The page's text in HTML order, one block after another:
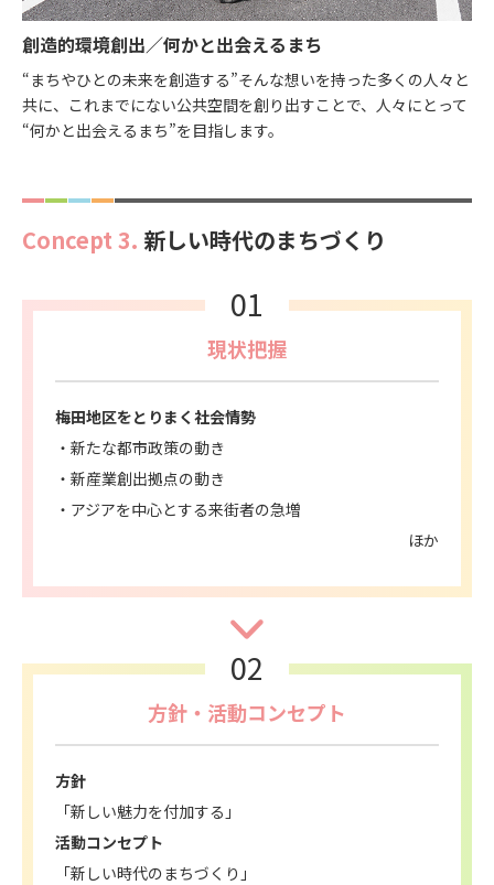
創造的環境創出／何かと出会えるまち
“まちやひとの未来を創造する”そんな想いを持った多くの人々と
共に、これまでにない公共空間を創り出すことで、人々にとって
“何かと出会えるまち”を目指します。
Concept 3. 新しい時代のまちづくり
01
現状把握
梅田地区をとりまく社会情勢
新たな都市政策の動き
新産業創出拠点の動き
アジアを中心とする来街者の急増
ほか
02
方針・活動コンセプト
方針
「新しい魅力を付加する」
活動コンセプト
「新しい時代のまちづくり」